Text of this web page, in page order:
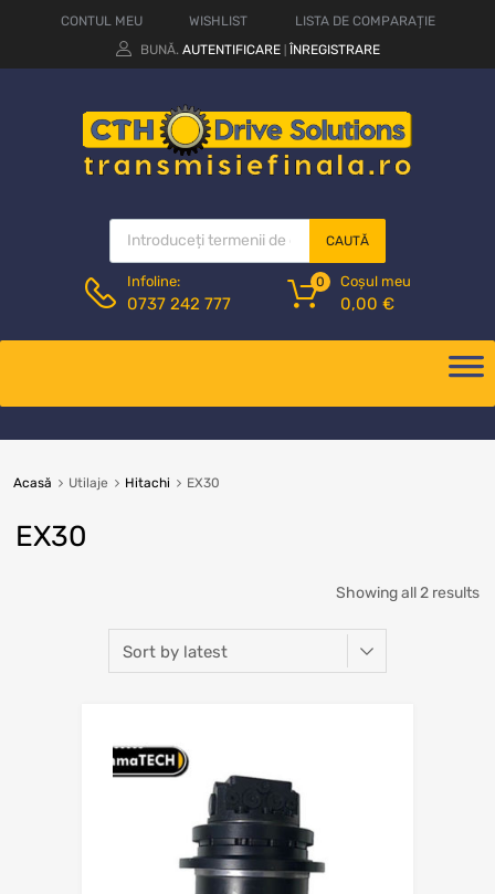
CONTUL MEU WISHLIST
LISTA DE COMPARAȚIE
BUNĂ. AUTENTIFICARE ÎNREGISTRARE
CAUTĂ
Infoline:
0737 242 777
Coșul meu
0,00 €
0
Acasă Utilaje Hitachi EX30
EX30
Showing all 2 results